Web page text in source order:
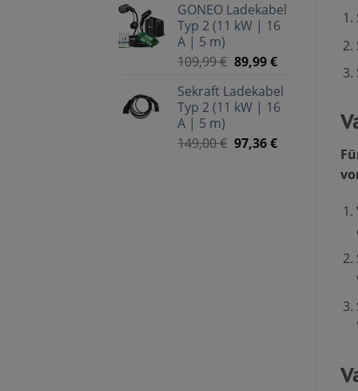
GONEO Ladekabel
Typ 2 (11 kW | 16
A | 5 m)
109,99€ 89,99€
Sekraft Ladekabel
Typ 2 (11 kW | 16
A | 5 m)
149,00€ 97,36€